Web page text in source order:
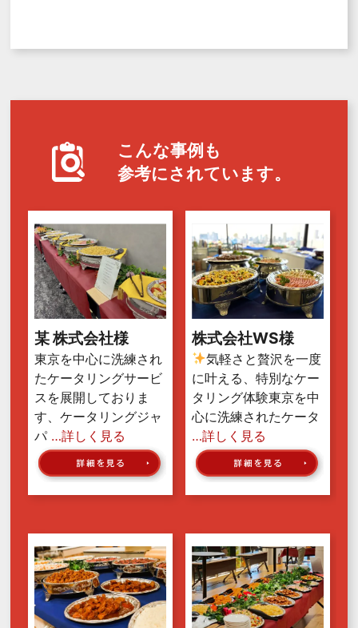
こんな事例も
参考にされています。
某 株式会社様
東京を中心に洗練され
たケータリングサービ
スを展開しておりま
す、ケータリングジャ
パ …詳しく見る
株式会社WS様
気軽さと贅沢を一度
に叶える、特別なケー
タリング体験東京を中
心に洗練されたケータ
…詳しく見る